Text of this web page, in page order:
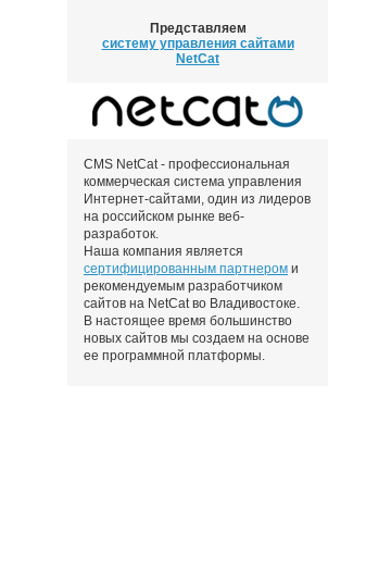
Представляем
систему управления сайтами
NetCat
CMS NetCat - профессиональная
коммерческая система управления
Интернет-сайтами, один из лидеров
на российском рынке веб-
разработок.
Наша компания является
сертифицированным партнером и
рекомендуемым разработчиком
сайтов на NetCat во Владивостоке.
В настоящее время большинство
новых сайтов мы создаем на основе
ее программной платформы.